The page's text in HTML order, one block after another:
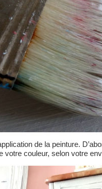
de la peinture.
votre couleur, selon votre